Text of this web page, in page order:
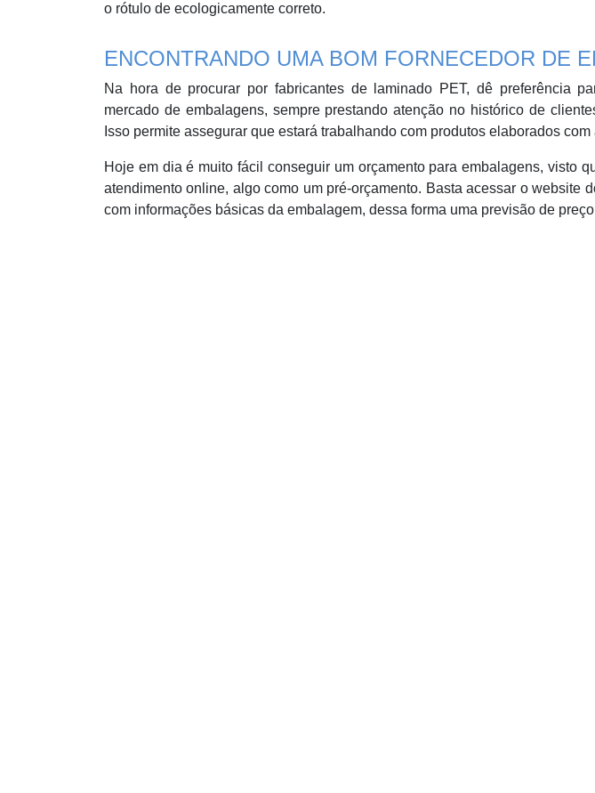
o rótulo de ecologicamente correto.
ENCONTRANDO UMA BOM FORNECEDOR DE
Na hora de procurar por fabricantes de laminado PET, dê preferência
mercado de embalagens, sempre prestando atenção no histórico de
Isso permite assegurar que estará trabalhando com produtos elaborados
Hoje em dia é muito fácil conseguir um orçamento para embalagens, visto
atendimento online, algo como um pré-orçamento. Basta acessar o website
com informações básicas da embalagem, dessa forma uma previsão de